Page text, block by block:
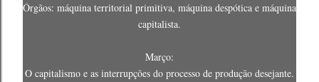
Órgãos: máquina territorial primitiva, máquina despótica e máquina
capitalista.
Março:
O capitalismo e as interrupções do processo de produção desejante.